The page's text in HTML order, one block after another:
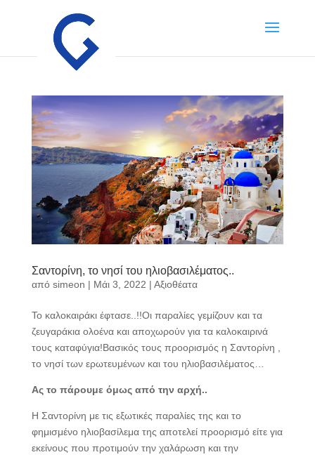
Σαντορίνη, το νησί του ηλιοβασιλέματος..
από simeon | Μάι 3, 2022 | Αξιοθέατα
Το καλοκαιράκι έφτασε..!!Οι παραλίες γεμίζουν και τα
ζευγαράκια ολοένα και αποχωρούν για τα καλοκαιρινά
τους καταφύγια!Βασικός τους προορισμός η Σαντορίνη ,
το νησί των ερωτευμένων και του ηλιοβασιλέματος…
Ας το πάρουμε όμως από την αρχή..
Η Σαντορίνη με τις εξωτικές παραλίες της και το
φημισμένο ηλιοβασίλεμα της αποτελεί προορισμό είτε για
εκείνους που προτιμούν την χαλάρωση και την